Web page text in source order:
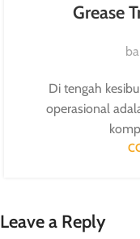
Grease
Di tengah
operasional
Leave a Reply